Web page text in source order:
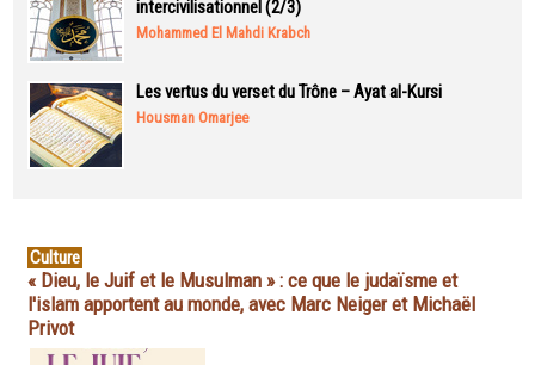
intercivilisationnel (2/3)
Mohammed El Mahdi Krabch
Les vertus du verset du Trône – Ayat al-Kursi
Housman Omarjee
Culture
« Dieu, le Juif et le Musulman » : ce que le judaïsme et
l'islam apportent au monde, avec Marc Neiger et Michaël
Privot